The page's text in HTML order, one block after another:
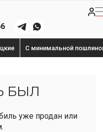
С минимальной
БЫЛ
уже продан или